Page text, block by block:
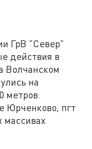
ГрВ "Север"
действия в
Волчанском
на
метров.
Юрченково, пгт
массивах